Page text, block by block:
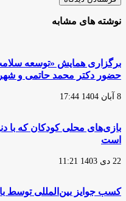
نوشته های مشابه
برگزاری همایش «توسعه
حضور دکتر محمد حاتمی و
8 آبان 1404 17:44
بازی‌های محلی کودکان که با
است
22 دی 1403 11:21
کسب جوایز بین‌المللی توسط